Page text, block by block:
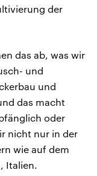
der
das ab, was wir
und
und
das macht
oder
nicht nur in der
wie auf dem
Italien.